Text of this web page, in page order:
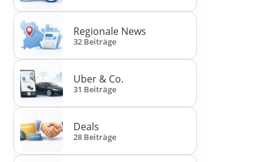
Regionale News
32 Beiträge
Uber & Co.
31 Beiträge
Deals
28 Beiträge